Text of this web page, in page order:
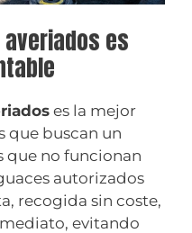
es
es la mejor
que buscan un
que no funcionan
autorizados
recogida sin coste,
evitando